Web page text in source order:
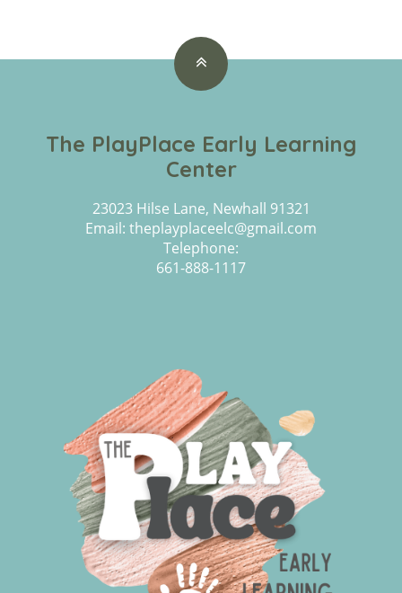
The PlayPlace Early Learning
Center
23023 Hilse Lane, Newhall 91321
Email: theplayplaceelc@gmail.com
Telephone:
661-888-1117